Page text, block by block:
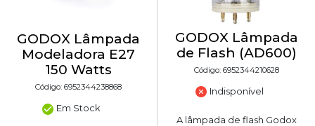
GODOX Lâmpada
Modeladora E27
150 Watts
Código: 6952344238868
Em Stock
GODOX Lâmpada
de Flash (AD600)
Código: 6952344210628
Indisponível
A lâmpada de flash Godox